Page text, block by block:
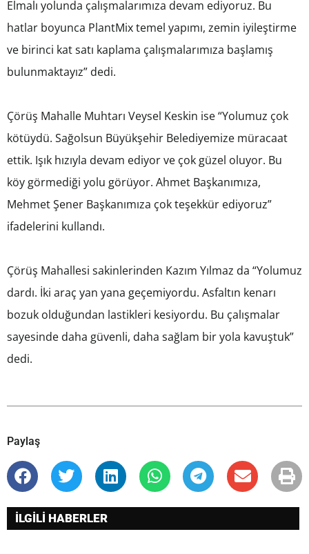
Elmalı yolunda çalışmalarımıza devam ediyoruz. Bu
hatlar boyunca PlantMix temel yapımı, zemin iyileştirme
ve birinci kat satı kaplama çalışmalarımıza başlamış
bulunmaktayız” dedi.
Çörüş Mahalle Muhtarı Veysel Keskin ise “Yolumuz çok
kötüydü. Sağolsun Büyükşehir Belediyemize müracaat
ettik. Işık hızıyla devam ediyor ve çok güzel oluyor. Bu
köy görmediği yolu görüyor. Ahmet Başkanımıza,
Mehmet Şener Başkanımıza çok teşekkür ediyoruz”
ifadelerini kullandı.
Çörüş Mahallesi sakinlerinden Kazım Yılmaz da “Yolumuz
dardı. İki araç yan yana geçemiyordu. Asfaltın kenarı
bozuk olduğundan lastikleri kesiyordu. Bu çalışmalar
sayesinde daha güvenli, daha sağlam bir yola kavuştuk”
dedi.
Paylaş
İLGİLİ HABERLER